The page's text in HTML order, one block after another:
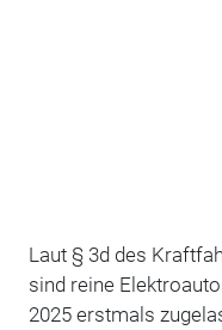
Laut § 3d des
sind reine
2025 erstmals